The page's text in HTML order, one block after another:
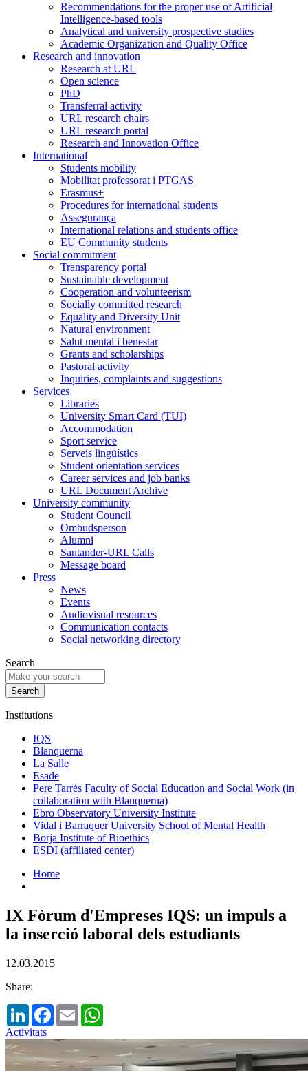
Recommendations for the proper use of Artificial
Intelligence-based tools
Analytical and university prospective studies
Academic Organization and Quality Office
Research and innovation
Research at URL
Open science
PhD
Transferral activity
URL research chairs
URL research portal
Research and Innovation Office
International
Students mobility
Mobilitat professorat i PTGAS
Erasmus+
Procedures for international students
Assegurança
International relations and students office
EU Community students
Social commitment
Transparency portal
Sustainable development
Cooperation and volunteerism
Socially committed research
Equality and Diversity Unit
Natural environment
Salut mental i benestar
Grants and scholarships
Pastoral activity
Inquiries, complaints and suggestions
Services
Libraries
University Smart Card (TUI)
Accommodation
Sport service
Serveis lingüístics
Student orientation services
Career services and job banks
URL Document Archive
University community
Student Council
Ombudsperson
Alumni
Santander-URL Calls
Message board
Press
News
Events
Audiovisual resources
Communication contacts
Social networking directory
Search
Institutions
IQS
Blanquerna
La Salle
Esade
Pere Tarrés Faculty of Social Education and Social Work (in
collaboration with Blanquerna)
Ebro Observatory University Institute
Vidal i Barraquer University School of Mental Health
Borja Institute of Bioethics
ESDI (affiliated center)
Home
IX Fòrum d'Empreses IQS: un impuls a
la inserció laboral dels estudiants
12.03.2015
Share:
LinkedInFacebook
Email
Activitats